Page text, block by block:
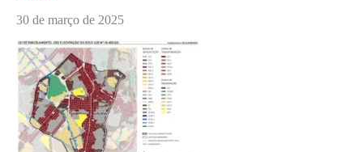
30 de março de 2025